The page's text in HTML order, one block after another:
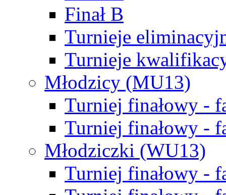
Finał B
Turnieje
Turnieje
Młodzicy (MU13)
Turniej finałowy -
Turniej finałowy -
Młodziczki (WU13)
Turniej finałowy -